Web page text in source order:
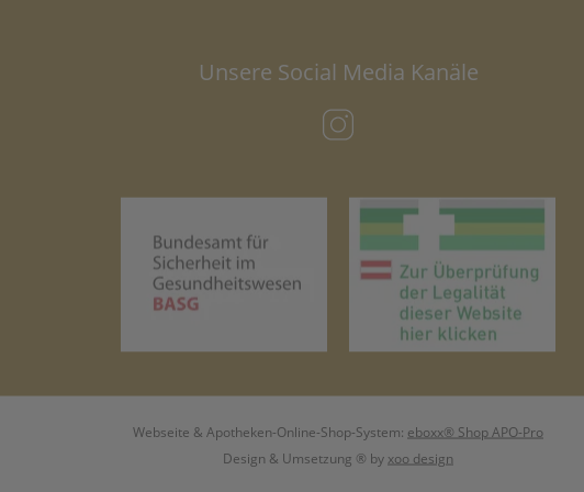
Unsere Social Media Kanäle
(öffnet in neuem Tab)
Webseite & Apotheken-Online-Shop-System: eboxx® Shop APO-Pro
Design & Umsetzung ® by xoo design